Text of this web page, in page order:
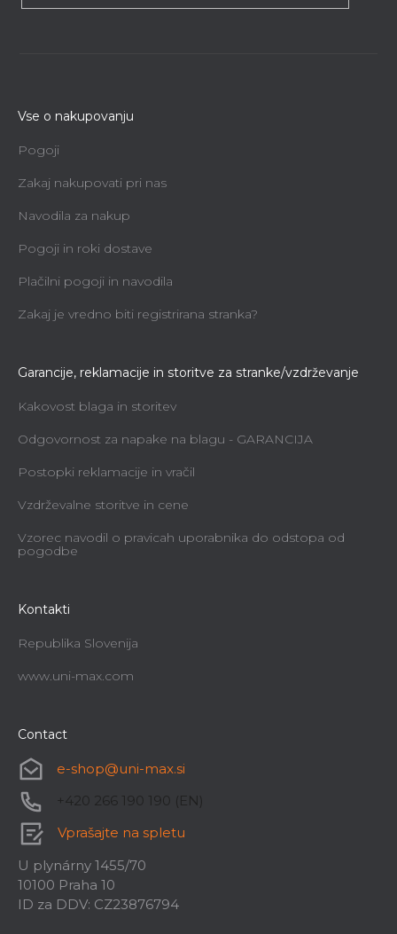
Vse o nakupovanju
Pogoji
Zakaj nakupovati pri nas
Navodila za nakup
Pogoji in roki dostave
Plačilni pogoji in navodila
Zakaj je vredno biti registrirana stranka?
Garancije, reklamacije in storitve za stranke/vzdrževanje
Kakovost blaga in storitev
Odgovornost za napake na blagu - GARANCIJA
Postopki reklamacije in vračil
Vzdrževalne storitve in cene
Vzorec navodil o pravicah uporabnika do odstopa od
pogodbe
Kontakti
Republika Slovenija
www.uni-max.com
Contact
e-shop@uni-max.si
+420 266 190 190 (EN)
Vprašajte na spletu
U plynárny 1455/70
10100 Praha 10
ID za DDV: CZ23876794